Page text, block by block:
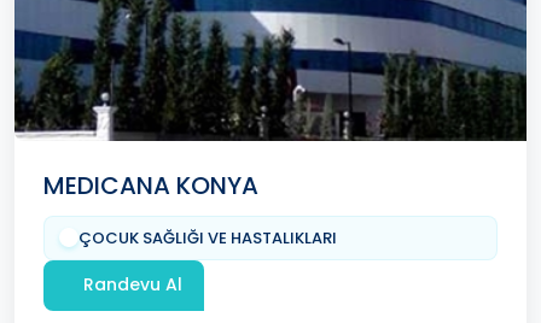
MEDICANA KONYA
ÇOCUK SAĞLIĞI VE HASTALIKLARI
Randevu Al